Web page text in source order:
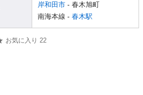
岸和田市 - 春木旭町
南海本線 - 春木駅
お気に入り 22